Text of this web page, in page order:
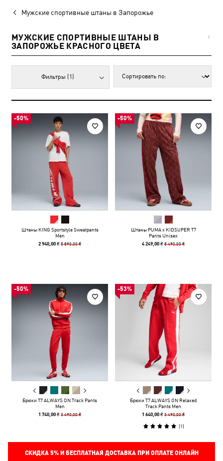
Мужские спортивные штаны в Запорожье
МУЖСКИЕ СПОРТИВНЫЕ ШТАНЫ В
ЗАПОРОЖЬЕ КРАСНОГО ЦВЕТА
6
Фильтры (1)
-50%
Штаны KING Sportstyle Sweatpants
Men
2 940,00 ₴5 890,00 ₴
-50%
Штаны PUMA x KIDSUPER T7
Pants Unisex
4 249,00 ₴8 490,00 ₴
-50%
Брюки T7 ALWAYS ON Track Pants
Men
1 740,00 ₴3 490,00 ₴
-53%
Брюки T7 ALWAYS ON Relaxed
Track Pants Men
1 640,00 ₴3 490,00 ₴
(1)
СКИДКА 5%И БЕСПЛАТНАЯ ДОСТАВКА ПРИ ОПЛАТЕ ОНЛАЙН